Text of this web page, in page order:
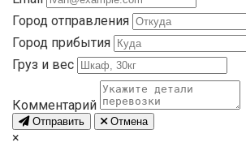
Город отправления
Город прибытия
Груз и вес
Комментарий
Отправить Отмена
×